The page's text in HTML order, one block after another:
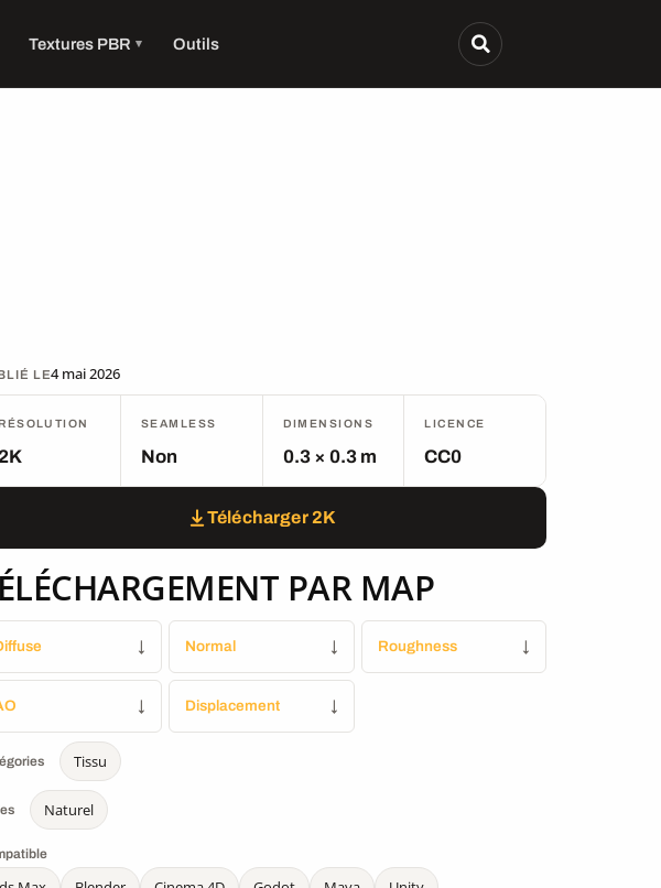
Textures PBR Outils
LE4 mai 2026
SEAMLESS
Non
DIMENSIONS
0.3 × 0.3 m
LICENCE
CC0
Télécharger 2K
PAR MAP
↓ Normal ↓ Roughness ↓
↓ Displacement ↓
Tissu
Naturel